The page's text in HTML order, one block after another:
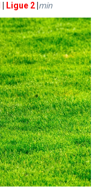
Ligue 2 min